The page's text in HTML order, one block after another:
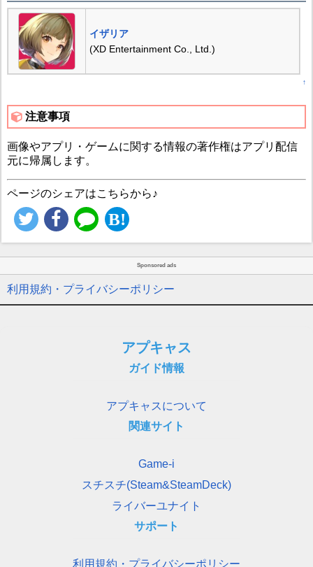
イザリア
(XD Entertainment Co., Ltd.)
↑
注意事項
画像やアプリ・ゲームに関する情報の著作権はアプリ配信
元に帰属します。
ページのシェアはこちらから♪
Sponsored ads
利用規約・プライバシーポリシー
アプキャス
ガイド情報
アプキャスについて
関連サイト
Game-i
スチスチ(Steam&SteamDeck)
ライバーユナイト
サポート
利用規約・プライバシーポリシー